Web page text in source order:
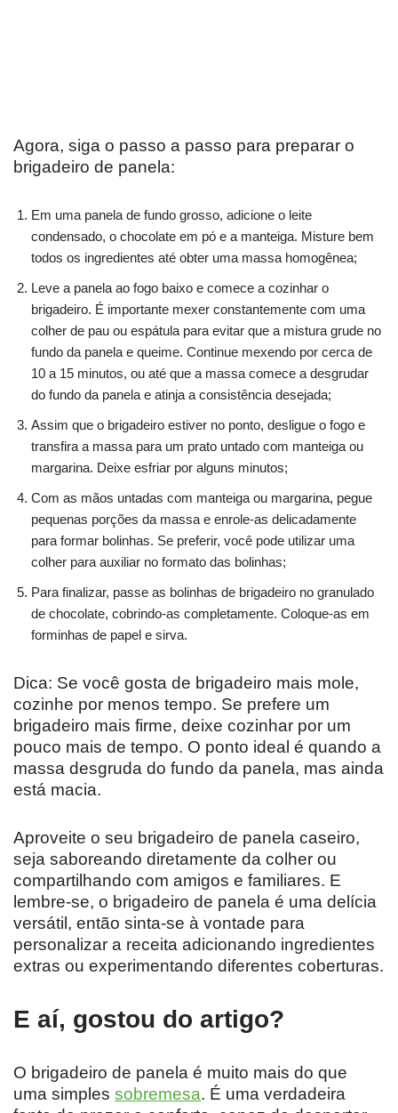
Agora, siga o passo a passo para preparar o
brigadeiro de panela:
Em uma panela de fundo grosso, adicione o leite
condensado, o chocolate em pó e a manteiga. Misture bem
todos os ingredientes até obter uma massa homogênea;
Leve a panela ao fogo baixo e comece a cozinhar o
brigadeiro. É importante mexer constantemente com uma
colher de pau ou espátula para evitar que a mistura grude no
fundo da panela e queime. Continue mexendo por cerca de
10 a 15 minutos, ou até que a massa comece a desgrudar
do fundo da panela e atinja a consistência desejada;
Assim que o brigadeiro estiver no ponto, desligue o fogo e
transfira a massa para um prato untado com manteiga ou
margarina. Deixe esfriar por alguns minutos;
Com as mãos untadas com manteiga ou margarina, pegue
pequenas porções da massa e enrole-as delicadamente
para formar bolinhas. Se preferir, você pode utilizar uma
colher para auxiliar no formato das bolinhas;
Para finalizar, passe as bolinhas de brigadeiro no granulado
de chocolate, cobrindo-as completamente. Coloque-as em
forminhas de papel e sirva.
Dica: Se você gosta de brigadeiro mais mole,
cozinhe por menos tempo. Se prefere um
brigadeiro mais firme, deixe cozinhar por um
pouco mais de tempo. O ponto ideal é quando a
massa desgruda do fundo da panela, mas ainda
está macia.
Aproveite o seu brigadeiro de panela caseiro,
seja saboreando diretamente da colher ou
compartilhando com amigos e familiares. E
lembre-se, o brigadeiro de panela é uma delícia
versátil, então sinta-se à vontade para
personalizar a receita adicionando ingredientes
extras ou experimentando diferentes coberturas.
E aí, gostou do artigo?
O brigadeiro de panela é muito mais do que
uma simples sobremesa. É uma verdadeira